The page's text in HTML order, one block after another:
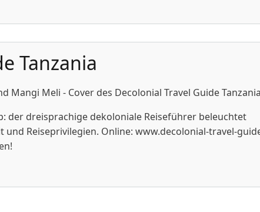
Tanzania
der dreisprachige dekoloniale Reiseführer beleuchtet
Reiseprivilegien. Online: www.decolonial-travel-